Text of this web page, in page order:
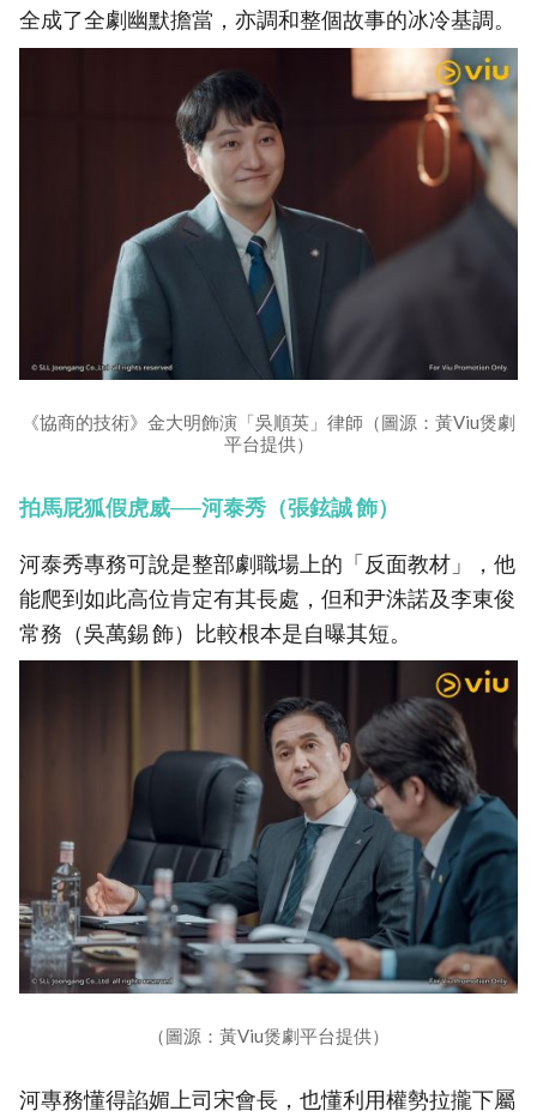
全成了全劇幽默擔當，亦調和整個故事的冰冷基調。
《協商的技術》金大明飾演「吳順英」律師（圖源：黃Viu煲劇
平台提供）
拍馬屁狐假虎威──河泰秀（張鉉誠 飾）
河泰秀專務可說是整部劇職場上的「反面教材」，他
能爬到如此高位肯定有其長處，但和尹洙諾及李東俊
常務（吳萬錫 飾）比較根本是自曝其短。
（圖源：黃Viu煲劇平台提供）
河專務懂得諂媚上司宋會長，也懂利用權勢拉攏下屬